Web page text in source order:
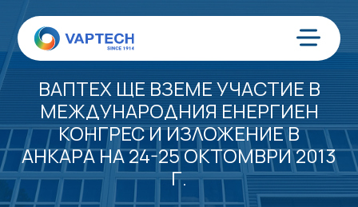
към
съдържанието
Меню
ВАПТЕХ ЩЕ ВЗЕМЕ УЧАСТИЕ В
МЕЖДУНАРОДНИЯ ЕНЕРГИЕН
КОНГРЕС И ИЗЛОЖЕНИЕ В
АНКАРА НА 24-25 ОКТОМВРИ 2013
Г.